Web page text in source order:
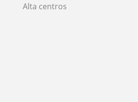
Alta centros